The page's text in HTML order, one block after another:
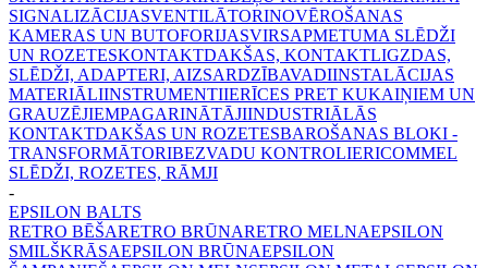
SIGNALIZĀCIJASVENTILĀTORINOVĒROŠANAS
KAMERAS UN BUTOFORIJASVIRSAPMETUMA SLĒDŽI
UN ROZETESKONTAKTDAKŠAS, KONTAKTLIGZDAS,
SLĒDŽI, ADAPTERI, AIZSARDZĪBAVADIINSTALĀCIJAS
MATERIĀLIINSTRUMENTIIERĪCES PRET KUKAIŅIEM UN
GRAUZĒJIEMPAGARINĀTĀJIINDUSTRIĀLĀS
KONTAKTDAKŠAS UN ROZETESBAROŠANAS BLOKI -
TRANSFORMĀTORIBEZVADU KONTROLIERICOMMEL
SLĒDŽI, ROZETES, RĀMJI
-
EPSILON BALTS
RETRO BĒŠARETRO BRŪNARETRO MELNAEPSILON
SMILŠKRĀSAEPSILON BRŪNAEPSILON